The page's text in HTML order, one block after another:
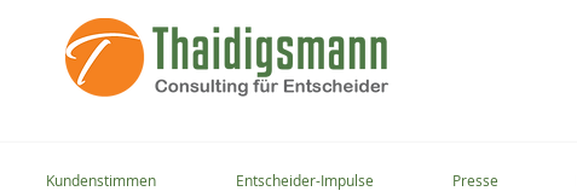
Kundenstimmen Entscheider-Impulse Presse